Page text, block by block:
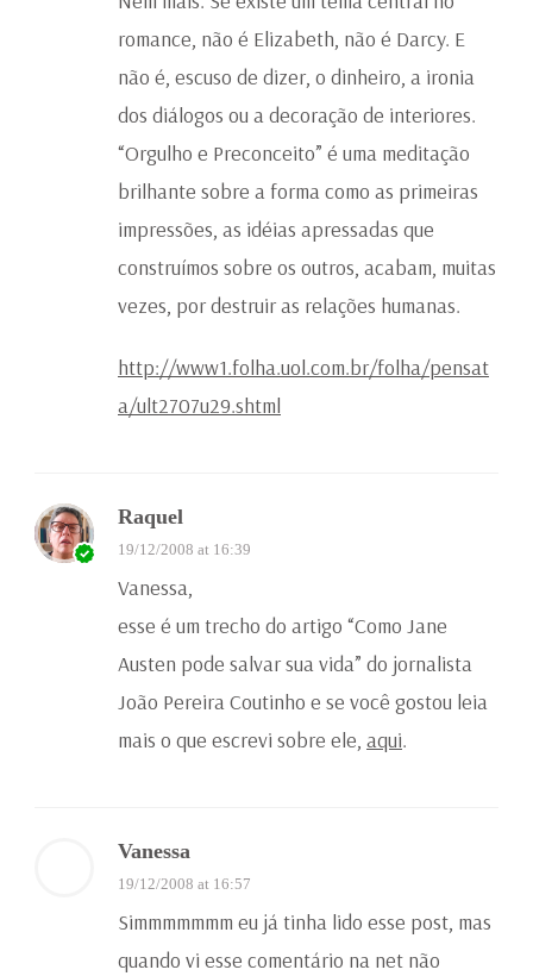
romance, não é Elizabeth, não é Darcy. E
não é, escuso de dizer, o dinheiro, a ironia
dos diálogos ou a decoração de interiores.
“Orgulho e Preconceito” é uma meditação
brilhante sobre a forma como as primeiras
impressões, as idéias apressadas que
construímos sobre os outros, acabam, muitas
vezes, por destruir as relações humanas.
http://www1.folha.uol.com.br/folha/pensat
a/ult2707u29.shtml
Raquel
19/12/2008 at 16:39
Vanessa,
esse é um trecho do artigo “Como Jane
Austen pode salvar sua vida” do jornalista
João Pereira Coutinho e se você gostou leia
mais o que escrevi sobre ele, aqui.
Vanessa
19/12/2008 at 16:57
Simmmmmmm eu já tinha lido esse post, mas
quando vi esse comentário na net não